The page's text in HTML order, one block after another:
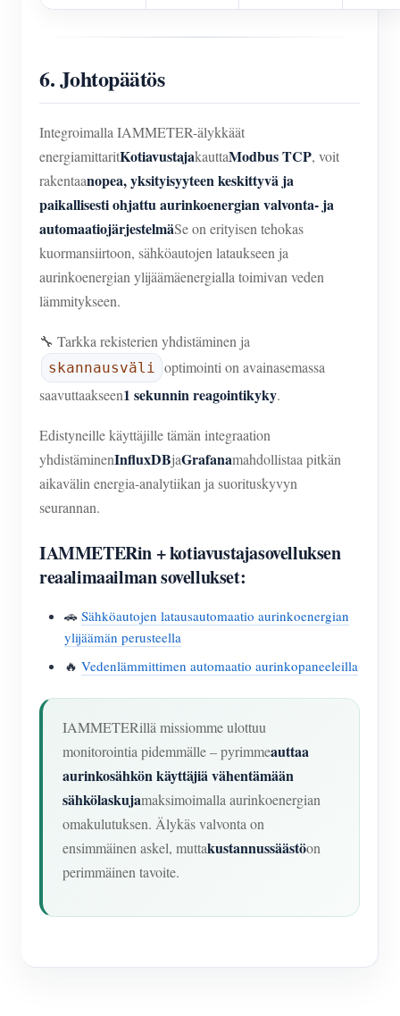
6. Johtopäätös
Integroimalla IAMMETER-älykkäät
energiamittaritKotiavustajakauttaModbus TCP, voit
rakentaanopea, yksityisyyteen keskittyvä ja
paikallisesti ohjattu aurinkoenergian valvonta- ja
automaatiojärjestelmäSe on erityisen tehokas
kuormansiirtoon, sähköautojen lataukseen ja
aurinkoenergian ylijäämäenergialla toimivan veden
lämmitykseen.
🔧 Tarkka rekisterien yhdistäminen ja
skannausväli optimointi on avainasemassa
saavuttaakseen1 sekunnin reagointikyky.
Edistyneille käyttäjille tämän integraation
yhdistäminenInfluxDBjaGrafanamahdollistaa pitkän
aikavälin energia-analytiikan ja suorituskyvyn
seurannan.
IAMMETERin + kotiavustajasovelluksen
reaalimaailman sovellukset:
🚗 Sähköautojen latausautomaatio aurinkoenergian
ylijäämän perusteella
🔥 Vedenlämmittimen automaatio aurinkopaneeleilla
IAMMETERillä missiomme ulottuu
monitorointia pidemmälle – pyrimmeauttaa
aurinkosähkön käyttäjiä vähentämään
sähkölaskujamaksimoimalla aurinkoenergian
omakulutuksen. Älykäs valvonta on
ensimmäinen askel, muttakustannussäästöon
perimmäinen tavoite.